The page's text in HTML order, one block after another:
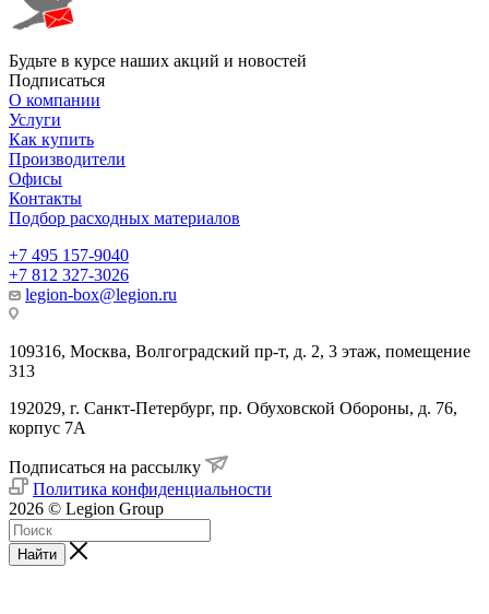
Будьте в курсе наших акций и новостей
Подписаться
О компании
Услуги
Как купить
Производители
Офисы
Контакты
Подбор расходных материалов
+7 495 157-9040
+7 812 327-3026
legion-box@legion.ru
109316, Москва, Волгоградский пр-т, д. 2, 3 этаж, помещение
313
192029, г. Санкт-Петербург, пр. Обуховской Обороны, д. 76,
корпус 7А
Подписаться на рассылку
Политика конфиденциальности
2026 © Legion Group
Найти